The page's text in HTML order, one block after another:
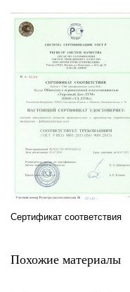
Сертификат соответствия
Похожие материалы